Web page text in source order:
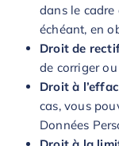
dans le cadre
échéant, en
Droit de
de corriger
Droit à
cas, vous
Données